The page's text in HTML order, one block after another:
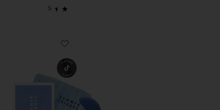
Favorite JET LAG EYE PATCHES 아이 패치